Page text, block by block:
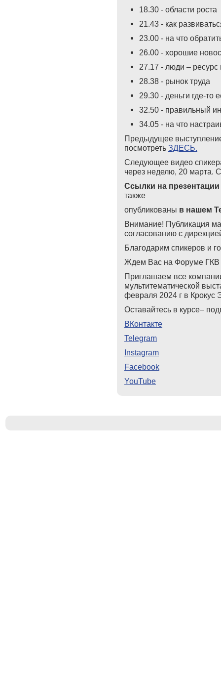
18.30 - области роста
21.43 - как
23.00 - на что
26.00 - хорошие
27.17 - люди – ресурс
28.38 - рынок труда
29.30 - деньги где-то
32.50 - правильный
34.05 - на что
Предыдущее
посмотреть ЗДЕСЬ.
Следующее видео
через неделю, 20 марта.
Ссылки на презентации
также
опубликованы в нашем
Внимание! Публикация
согласованию с
Благодарим спикеров и
Ждем Вас на Форуме ГКВ
Приглашаем все
мультитематической
февраля 2024 г в Крокус
Оставайтесь в курсе–
ВКонтакте
Telegram
Instagram
Facebook
YouTube